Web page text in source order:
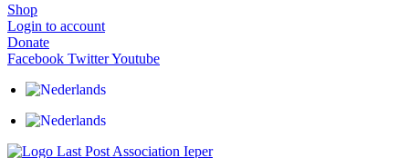
Shop
Login to account
Donate
Facebook TwitterYoutube